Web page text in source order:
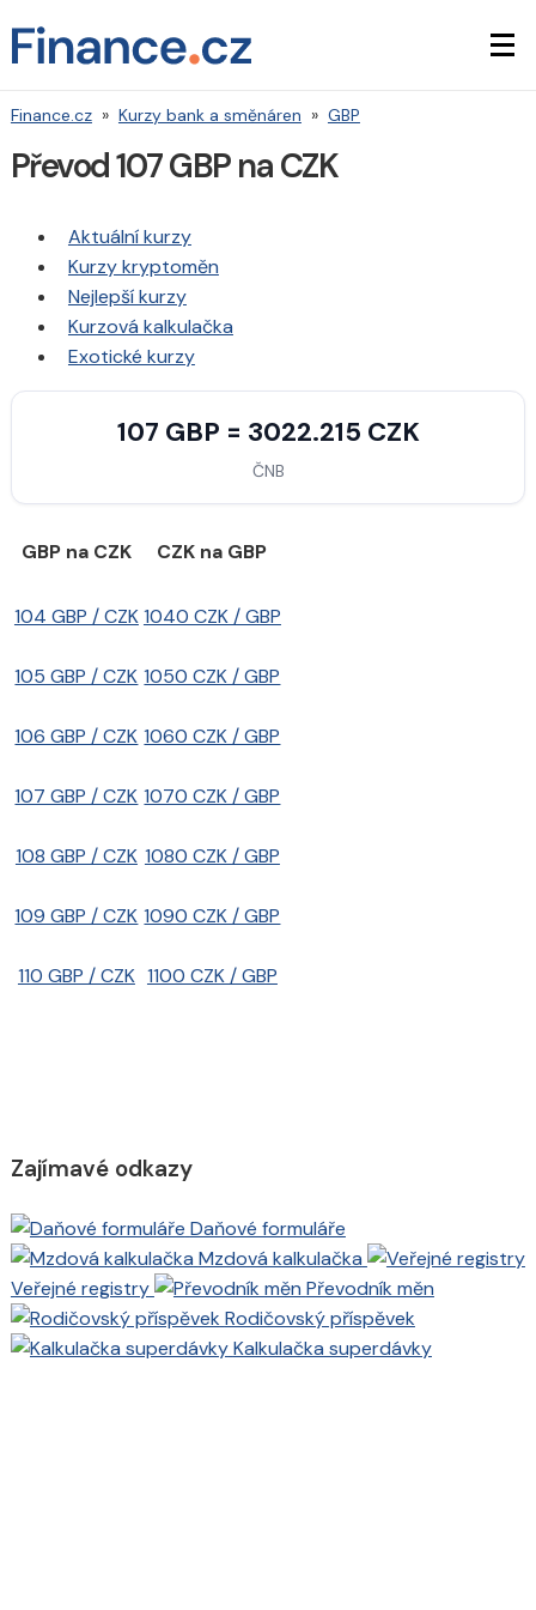
Finance.cz » Kurzy bank a směnáren » GBP
Převod 107 GBP na CZK
Aktuální kurzy
Kurzy kryptoměn
Nejlepší kurzy
Kurzová kalkulačka
Exotické kurzy
107 GBP = 3022.215 CZK
ČNB
GBP na CZK CZK na GBP
104 GBP / CZK
105 GBP / CZK
106 GBP / CZK
107 GBP / CZK
108 GBP / CZK
109 GBP / CZK
110 GBP / CZK
1040 CZK / GBP
1050 CZK / GBP
1060 CZK / GBP
1070 CZK / GBP
1080 CZK / GBP
1090 CZK / GBP
1100 CZK / GBP
Zajímavé odkazy
Daňové formuláře
Mzdová kalkulačka
Veřejné registry
Převodník měn
Rodičovský příspěvek
Kalkulačka superdávky